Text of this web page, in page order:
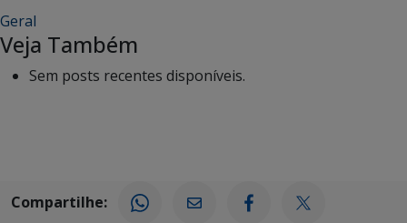
Geral
Veja Também
Sem posts recentes disponíveis.
Compartilhe: